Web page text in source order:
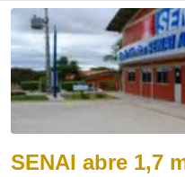
SENAI abre 1,7